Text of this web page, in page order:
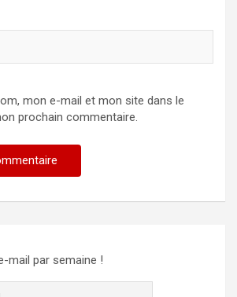
mon e-mail et mon site dans le
prochain commentaire.
mail par semaine !